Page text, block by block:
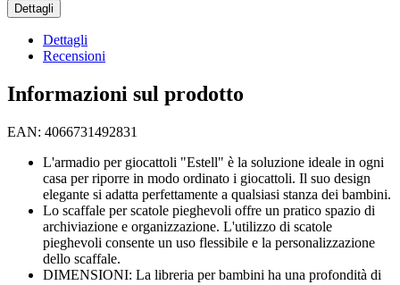
Dettagli
Dettagli
Recensioni
Informazioni sul prodotto
EAN: 4066731492831
L'armadio per giocattoli "Estell" è la soluzione ideale in ogni
casa per riporre in modo ordinato i giocattoli. Il suo design
elegante si adatta perfettamente a qualsiasi stanza dei bambini.
Lo scaffale per scatole pieghevoli offre un pratico spazio di
archiviazione e organizzazione. L'utilizzo di scatole
pieghevoli consente un uso flessibile e la personalizzazione
dello scaffale.
DIMENSIONI: La libreria per bambini ha una profondità di